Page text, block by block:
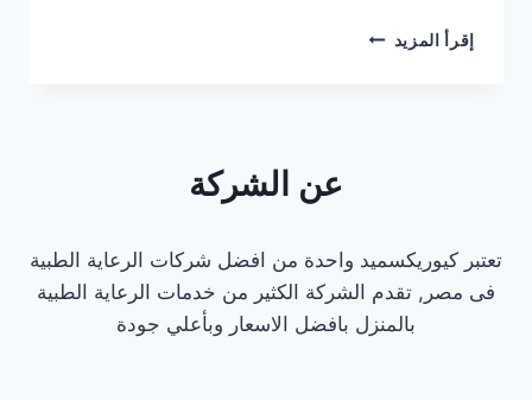
إقرأ المزيد كشف
عن الشركة
تعتبر كيوريكسميد واحدة من افضل شركات الرعاية الطبية
فى مصر, تقدم الشركة الكثير من خدمات الرعاية الطبية
بالمنزل بافضل الاسعار وبأعلي جودة